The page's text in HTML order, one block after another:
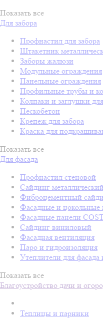
Показать все
Для забора
Профнастил для забора
Штакетник
Заборы жалюзи
Модульные ограждения
Панельные ограждения
Профильные трубы и
Колпаки и заглушки
Пескобетон
Крепеж для забора
Краска для
Показать все
Для фасада
Профнастил стеновой
Сайдинг металлический
Фиброцементный
Фасадные и цокольные
Фасадные панели
Сайдинг виниловый
Фасадная вентиляция
Паро и гидроизоляция
Утеплители для фасада
Показать все
Благоустройство дачи и
Теплицы и парники